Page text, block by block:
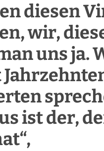
diesen
wir,
uns ja.
ist der,